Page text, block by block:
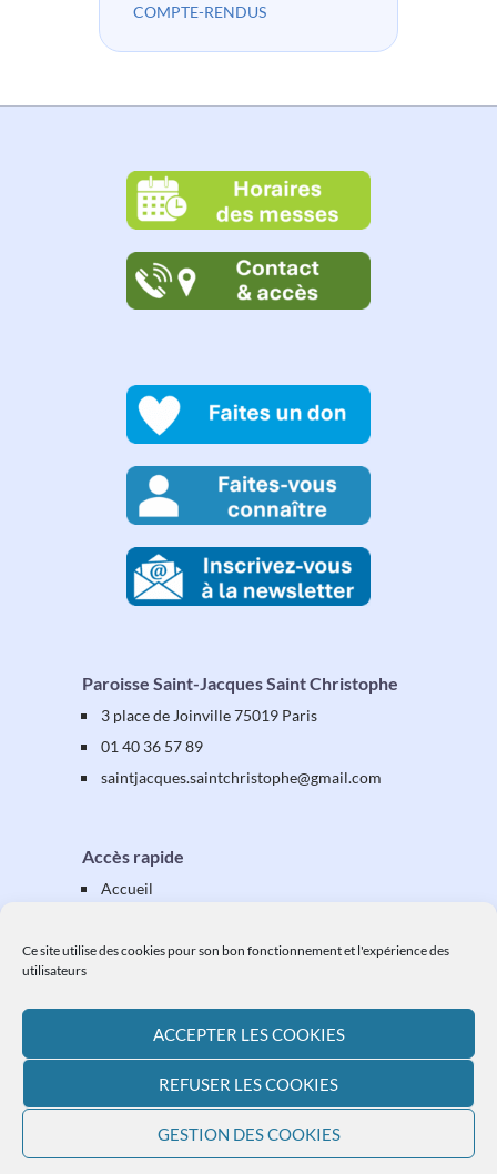
Ce site utilise des cookies pour son bon fonctionnement et l'expérience des
utilisateurs
ACCEPTER LES COOKIES
REFUSER LES COOKIES
GESTION DES COOKIES
COMPTE-RENDUS
Paroisse Saint-Jacques Saint Christophe
3 place de Joinville 75019 Paris
01 40 36 57 89
saintjacques.saintchristophe@gmail.com
Accès rapide
Accueil
Équipes & activités
Vos démarches
Ressources
L'actualité paroissiale
Plan du site